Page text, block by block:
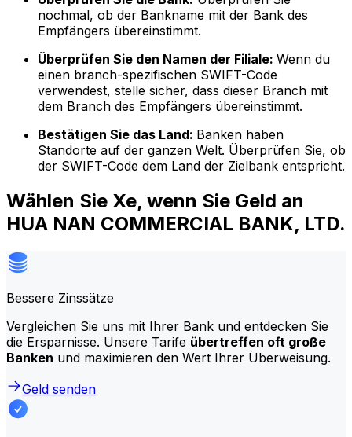
nochmal, ob der Bankname mit der Bank des
Empfängers übereinstimmt.
Überprüfen Sie den Namen der Filiale: Wenn du
einen branch-spezifischen SWIFT-Code
verwendest, stelle sicher, dass dieser Branch mit
dem Branch des Empfängers übereinstimmt.
Bestätigen Sie das Land: Banken haben
Standorte auf der ganzen Welt. Überprüfen Sie, ob
der SWIFT-Code dem Land der Zielbank entspricht.
Wählen Sie Xe, wenn Sie Geld an
HUA NAN COMMERCIAL BANK, LTD.
Bessere Zinssätze
Vergleichen Sie uns mit Ihrer Bank und entdecken Sie
die Ersparnisse. Unsere Tarife übertreffen oft große
Banken und maximieren den Wert Ihrer Überweisung.
Geld senden